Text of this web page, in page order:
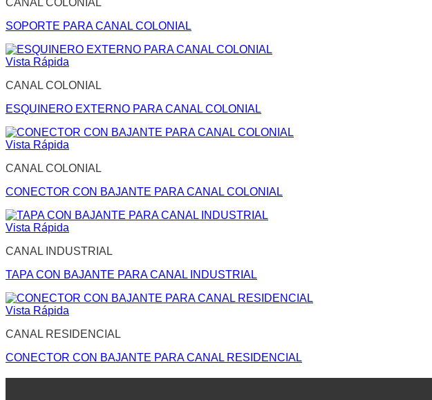
CANAL COLONIAL
SOPORTE PARA CANAL COLONIAL
Vista Rápida
CANAL COLONIAL
ESQUINERO EXTERNO PARA CANAL COLONIAL
Vista Rápida
CANAL COLONIAL
CONECTOR CON BAJANTE PARA CANAL COLONIAL
Vista Rápida
CANAL INDUSTRIAL
TAPA CON BAJANTE PARA CANAL INDUSTRIAL
Vista Rápida
CANAL RESIDENCIAL
CONECTOR CON BAJANTE PARA CANAL RESIDENCIAL